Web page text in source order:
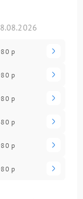
р
р
р
р
р
р